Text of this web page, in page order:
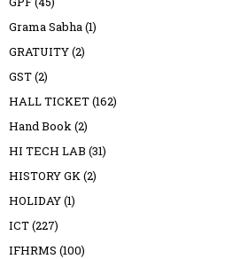
Grama Sabha(1)
GRATUITY(2)
GST(2)
HALL TICKET(162)
Hand Book(2)
HI TECH LAB (31)
HISTORY GK(2)
HOLIDAY(1)
ICT(227)
IFHRMS (100)